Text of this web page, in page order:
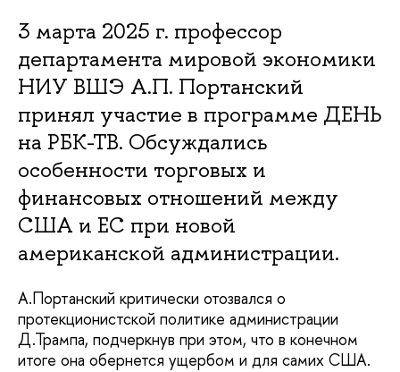
3 марта 2025 г. профессор
департамента мировой экономики
НИУ ВШЭ А.П. Портанский
принял участие в программе ДЕНЬ
на РБК-ТВ. Обсуждались
особенности торговых и
финансовых отношений между
США и ЕС при новой
американской администрации.
А.Портанский критически отозвался о
протекционистской политике администрации
Д.Трампа, подчеркнув при этом, что в конечном
итоге она обернется ущербом и для самих США.